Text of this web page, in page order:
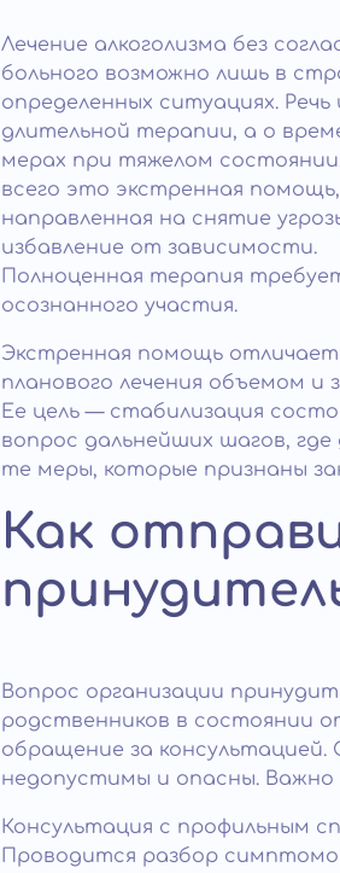
Лечение алкоголизма без
больного возможно лишь в
определенных ситуациях.
длительной терапии, а о
мерах при тяжелом
всего это экстренная помощь,
направленная на снятие
избавление от зависимости.
Полноценная терапия
осознанного участия.
Экстренная помощь
планового лечения объемом и
Ее цель — стабилизация
вопрос дальнейших шагов,
те меры, которые признаны
Как
Вопрос организации
родственников в состоянии
обращение за
недопустимы и опасны. Важно
Консультация с профильным
Проводится разбор